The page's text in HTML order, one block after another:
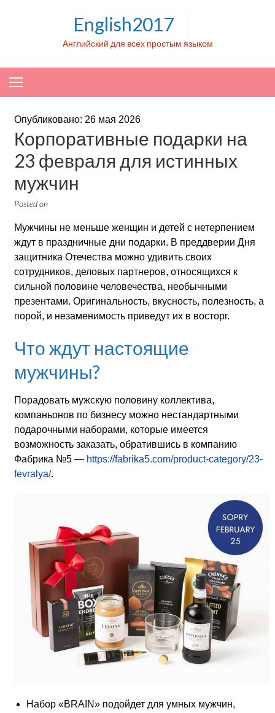
English2017
Английский для всех простым языком
Опубликовано: 26 мая 2026
Корпоративные подарки на
23 февраля для истинных
мужчин
Posted on
Мужчины не меньше женщин и детей с нетерпением
ждут в праздничные дни подарки. В преддверии Дня
защитника Отечества можно удивить своих
сотрудников, деловых партнеров, относящихся к
сильной половине человечества, необычными
презентами. Оригинальность, вкусность, полезность, а
порой, и незаменимость приведут их в восторг.
Что ждут настоящие
мужчины?
Порадовать мужскую половину коллектива,
компаньонов по бизнесу можно нестандартными
подарочными наборами, которые имеется
возможность заказать, обратившись в компанию
Фабрика №5 — https://fabrika5.com/product-category/23-
fevralya/.
Набор «BRAIN» подойдет для умных мужчин,